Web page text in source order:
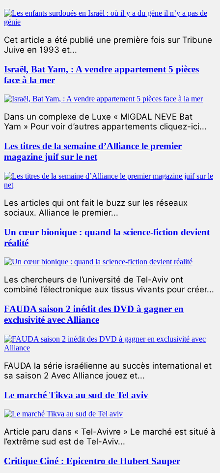
Cet article a été publié une première fois sur Tribune
Juive en 1993 et...
Israël, Bat Yam, : A vendre appartement 5 pièces
face à la mer
Dans un complexe de Luxe « MIGDAL NEVE Bat
Yam » Pour voir d’autres appartements cliquez-ici...
Les titres de la semaine d’Alliance le premier
magazine juif sur le net
Les articles qui ont fait le buzz sur les réseaux
sociaux. Alliance le premier...
Un cœur bionique : quand la science-fiction devient
réalité
Les chercheurs de l’université de Tel-Aviv ont
combiné l’électronique aux tissus vivants pour créer...
FAUDA saison 2 inédit des DVD à gagner en
exclusivité avec Alliance
FAUDA la série israélienne au succès international et
sa saison 2 Avec Alliance jouez et...
Le marché Tikva au sud de Tel aviv
Article paru dans « Tel-Avivre » Le marché est situé à
l’extrême sud est de Tel-Aviv...
Critique Ciné : Epicentro de Hubert Sauper